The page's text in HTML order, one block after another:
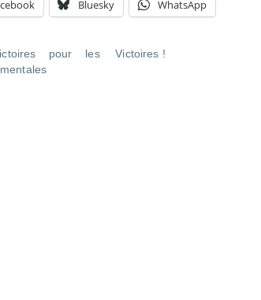
Bluesky WhatsApp
pour les
Victoires !